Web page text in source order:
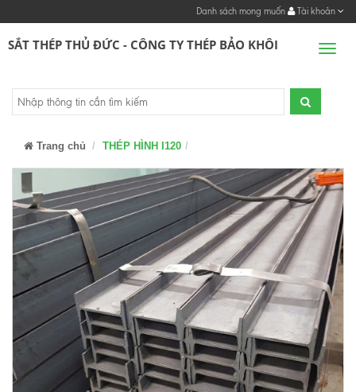
Danh sách mong muốn Tài khoản
SẮT THÉP THỦ ĐỨC - CÔNG TY THÉP BẢO KHÔI
Trang chủ THÉP HÌNH I120